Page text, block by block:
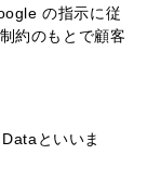
の指示に従
約のもとで顧客
といいま